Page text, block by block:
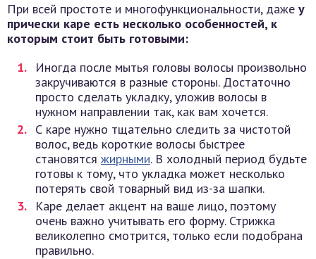
При всей простоте и многофункциональности, даже у
прически каре есть несколько особенностей, к
которым стоит быть готовыми:
Иногда после мытья головы волосы произвольно
закручиваются в разные стороны. Достаточно
просто сделать укладку, уложив волосы в
нужном направлении так, как вам хочется.
С каре нужно тщательно следить за чистотой
волос, ведь короткие волосы быстрее
становятся жирными. В холодный период будьте
готовы к тому, что укладка может несколько
потерять свой товарный вид из-за шапки.
Каре делает акцент на ваше лицо, поэтому
очень важно учитывать его форму. Стрижка
великолепно смотрится, только если подобрана
правильно.